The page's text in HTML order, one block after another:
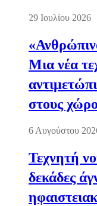
29 Ιουλίου 2026
Μια νέα
στους
6 Αυγούστου
Τεχνητή
δεκάδες